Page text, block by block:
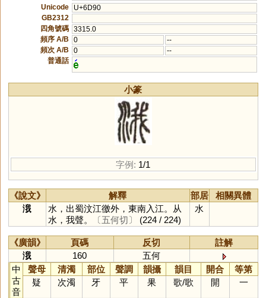
Unicode
U+6D90
GB2312
四角號碼 3315.0
頻序 A/B
0
--
頻次 A/B
0
--
普通話
小篆
字例: 1/1
《說文》 解釋 部居
相關異體
涐
水，出蜀汶江徼外，東南入江。从
水，我聲。
〔五何切〕 (224 / 224)
水
《廣韻》 頁碼 反切
註解
涐
160
五何
中
古
音
聲母 清濁 部位 聲調 韻攝 韻目 開合
等第
疑
次濁 牙 平 果 歌/歌 開 一